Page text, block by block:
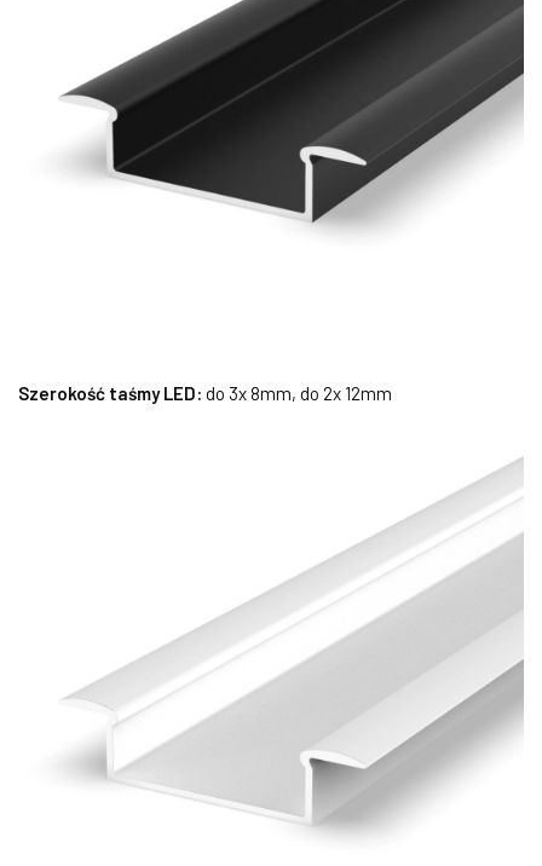
Szerokość taśmy LED: do 3x 8mm, do 2x 12mm